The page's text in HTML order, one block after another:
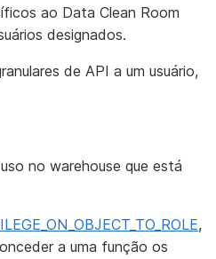
ao Data Clean Room
designados.
de API a um usuário,
no warehouse que está
,
a uma função os